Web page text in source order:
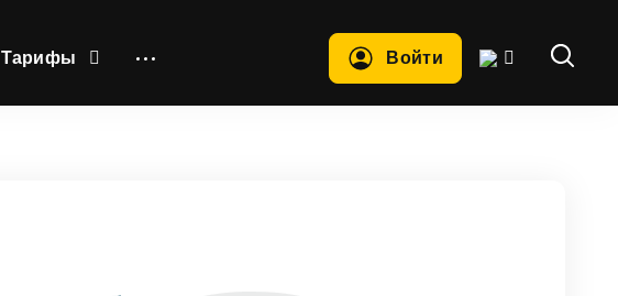
Войти
Тарифы